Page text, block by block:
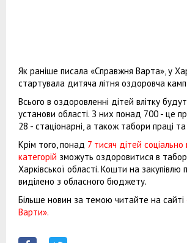
Як раніше писала «Справжня Варта», у
стартувала дитяча літня оздоровча
Всього в оздоровленні дітей влітку
установи області. З них понад 700 - це
28 - стаціонарні, а також табори праці та
Крім того, понад 7 тисяч дітей
категорій зможуть оздоровитися в
Харківської області. Кошти на закупівлю
виділено з обласного бюджету.
Більше новин за темою читайте на сайті
Варти».